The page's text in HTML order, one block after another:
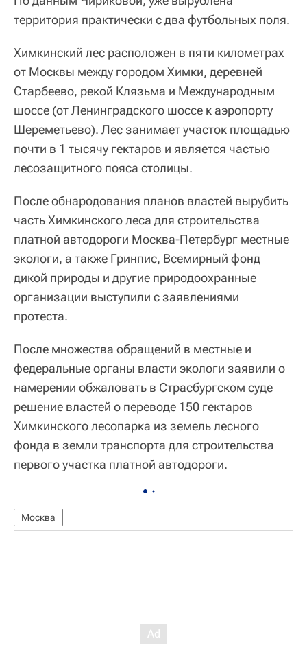
территория практически с два футбольных поля.
Химкинский лес расположен в пяти километрах
от Москвы между городом Химки, деревней
Старбеево, рекой Клязьма и Международным
шоссе (от Ленинградского шоссе к аэропорту
Шереметьево). Лес занимает участок площадью
почти в 1 тысячу гектаров и является частью
лесозащитного пояса столицы.
После обнародования планов властей вырубить
часть Химкинского леса для строительства
платной автодороги Москва-Петербург местные
экологи, а также Гринпис, Всемирный фонд
дикой природы и другие природоохранные
организации выступили с заявлениями
протеста.
После множества обращений в местные и
федеральные органы власти экологи заявили о
намерении обжаловать в Страсбургском суде
решение властей о переводе 150 гектаров
Химкинского лесопарка из земель лесного
фонда в земли транспорта для строительства
первого участка платной автодороги.
Москва